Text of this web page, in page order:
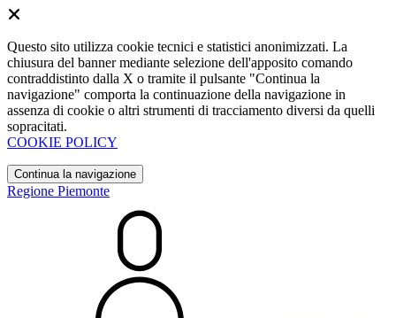
Questo sito utilizza cookie tecnici e statistici anonimizzati. La
chiusura del banner mediante selezione dell'apposito comando
contraddistinto dalla X o tramite il pulsante "Continua la
navigazione" comporta la continuazione della navigazione in
assenza di cookie o altri strumenti di tracciamento diversi da quelli
sopracitati.
COOKIE POLICY
Continua la navigazione
Regione Piemonte